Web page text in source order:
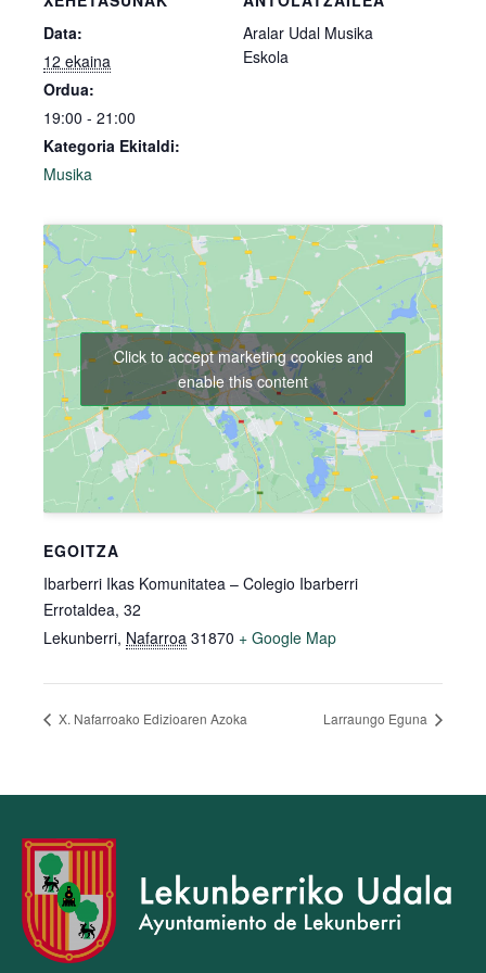
Data:
12 ekaina
Ordua:
19:00 - 21:00
Kategoria Ekitaldi:
Musika
Aralar Udal Musika
Eskola
EGOITZA
Ibarberri Ikas Komunitatea – Colegio Ibarberri
Errotaldea, 32
Lekunberri, Nafarroa 31870 + Google Map
Click to accept marketing cookies and
enable this content
X. Nafarroako Edizioaren Azoka Larraungo Eguna